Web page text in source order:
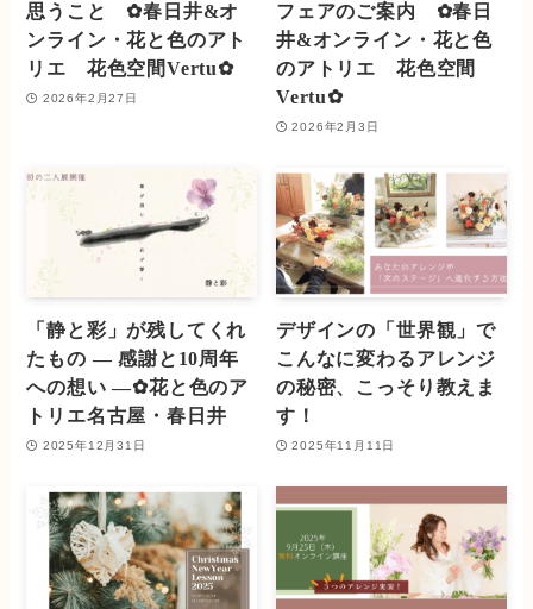
思うこと ✿春日井&オ
ンライン・花と色のアト
リエ 花色空間Vertu✿
2026年2月27日
フェアのご案内 ✿春日
井&オンライン・花と色
のアトリエ 花色空間
Vertu✿
2026年2月3日
「静と彩」が残してくれ
たもの ― 感謝と10周年
への想い ―✿花と色のア
トリエ名古屋・春日井
2025年12月31日
デザインの「世界観」で
こんなに変わるアレンジ
の秘密、こっそり教えま
す！
2025年11月11日